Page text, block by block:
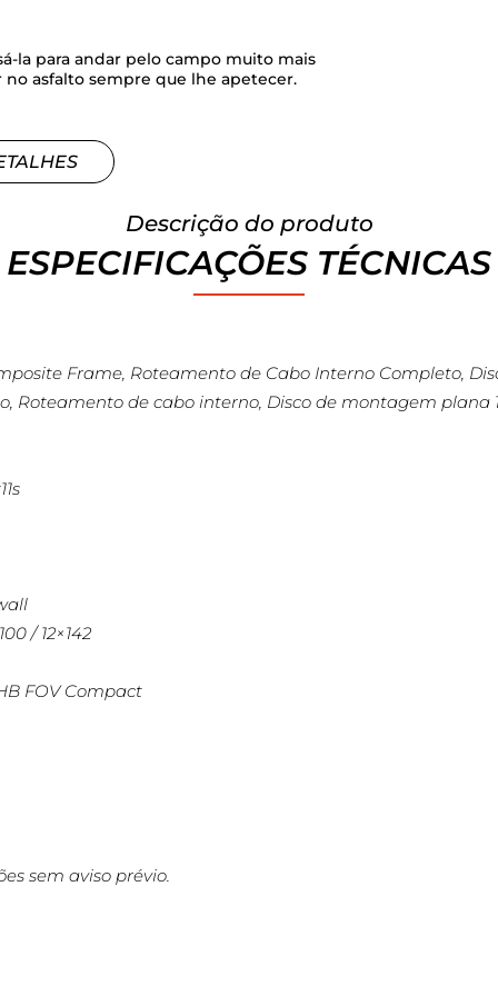
la para andar pelo campo muito mais
asfalto sempre que lhe apetecer.
Descrição do produto
ESPECIFICAÇÕES TÉCNICAS
Frame, Roteamento de Cabo Interno Completo,
Roteamento de cabo interno, Disco de montagem plana
/ 12×142
FOV Compact
sem aviso prévio.